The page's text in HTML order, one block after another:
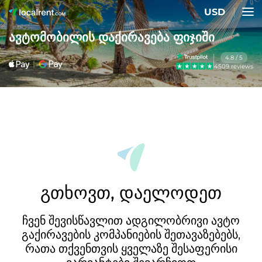
USD
ავტომობილის დაქირავება ფიჯიში
4.8 / 5
4509 reviews
გთხოვთ, დაელოდეთ
ჩვენ შევისწავლით ადგილობრივი ავტო
გაქირავების კომპანიების შეთავაზებებს,
რათა თქვენთვის ყველაზე შესაფერისი